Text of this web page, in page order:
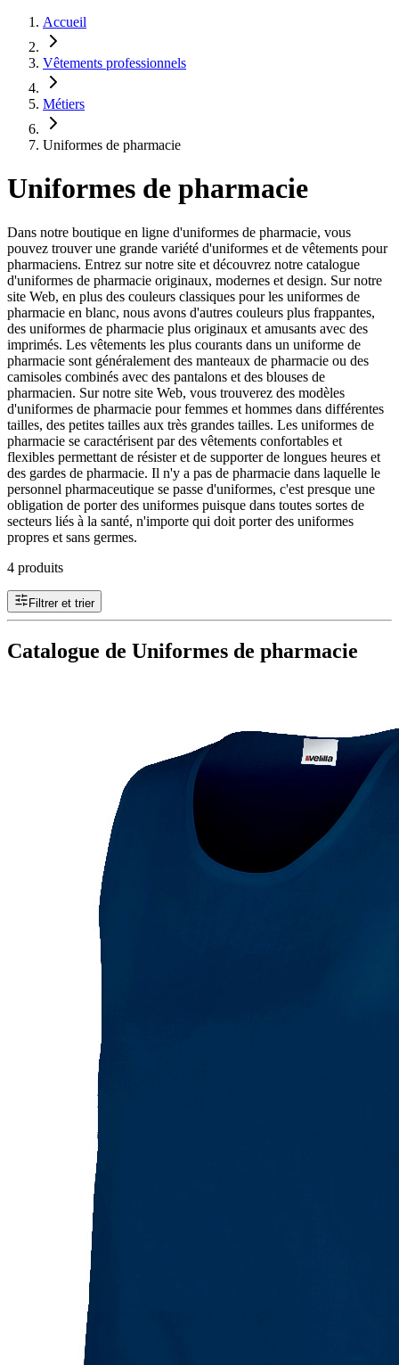
Accueil
Vêtements professionnels
Métiers
Uniformes de pharmacie
Uniformes de pharmacie
Dans notre boutique en ligne d'uniformes de pharmacie, vous
pouvez trouver une grande variété d'uniformes et de vêtements pour
pharmaciens. Entrez sur notre site et découvrez notre catalogue
d'uniformes de pharmacie originaux, modernes et design. Sur notre
site Web, en plus des couleurs classiques pour les uniformes de
pharmacie en blanc, nous avons d'autres couleurs plus frappantes,
des uniformes de pharmacie plus originaux et amusants avec des
imprimés. Les vêtements les plus courants dans un uniforme de
pharmacie sont généralement des manteaux de pharmacie ou des
camisoles combinés avec des pantalons et des blouses de
pharmacien. Sur notre site Web, vous trouverez des modèles
d'uniformes de pharmacie pour femmes et hommes dans différentes
tailles, des petites tailles aux très grandes tailles. Les uniformes de
pharmacie se caractérisent par des vêtements confortables et
flexibles permettant de résister et de supporter de longues heures et
des gardes de pharmacie. Il n'y a pas de pharmacie dans laquelle le
personnel pharmaceutique se passe d'uniformes, c'est presque une
obligation de porter des uniformes puisque dans toutes sortes de
secteurs liés à la santé, n'importe qui doit porter des uniformes
propres et sans germes.
4 produits
Filtrer et trier
Catalogue de Uniformes de pharmacie